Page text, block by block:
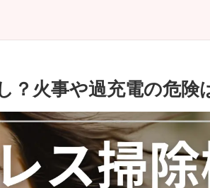
？火事や過充電の危険